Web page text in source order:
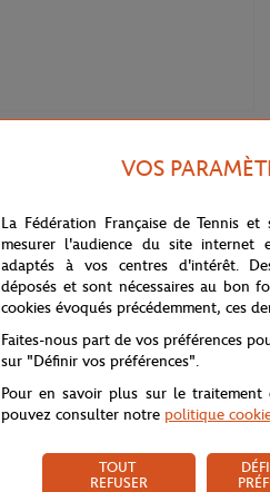
95,00 €
NOUVEAU
VOS
La Fédération Française de Tennis
mesurer l'audience du site internet
adaptés à vos centres d'intérêt.
déposés et sont nécessaires au bon
cookies évoqués précédemment, ces
Faites-nous part de vos préférences
sur "Définir vos préférences".
Pour en savoir plus sur le traitement
pouvez consulter notre politique
TOUT
REFUSER